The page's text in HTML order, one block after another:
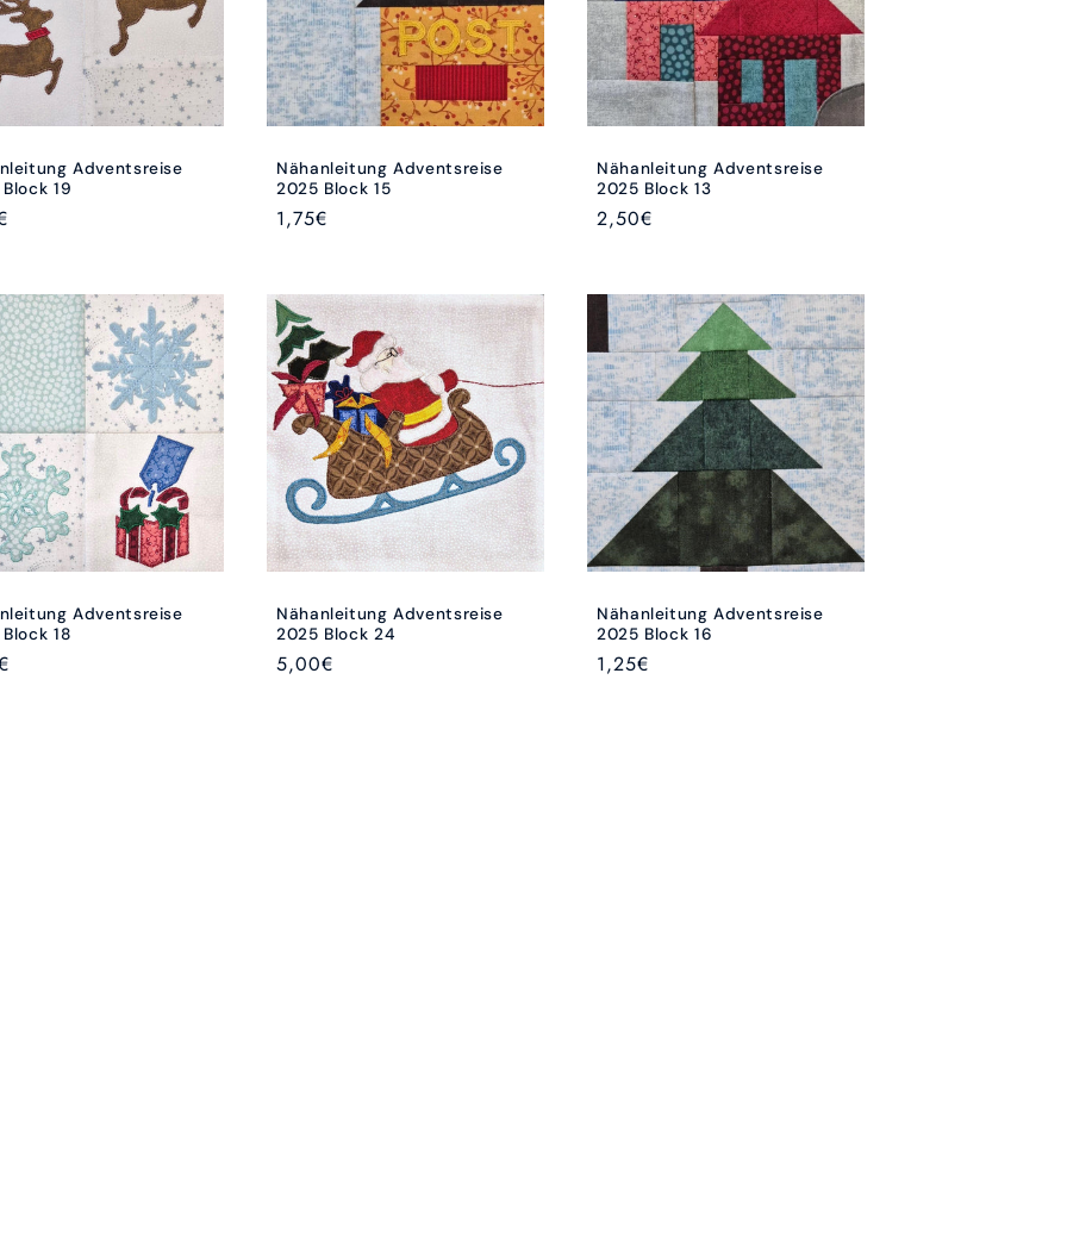
Adventsreise
19
Nähanleitung Adventsreise
2025 Block 15
Normaler
1,75€
Nähanleitung Adventsreise
2025 Block 13
Normaler
2,50€
Adventsreise
18
Nähanleitung Adventsreise
2025 Block 24
Normaler
5,00€
Nähanleitung Adventsreise
2025 Block 16
Normaler
1,25€